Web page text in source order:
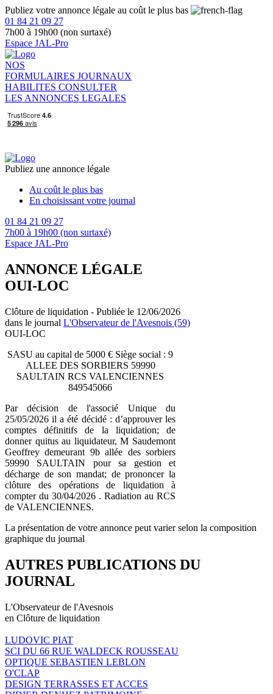
Publiez votre annonce légale au coût le plus bas
01 84 21 09 27
7h00 à 19h00 (non surtaxé)
Espace JAL-Pro
NOS
FORMULAIRES JOURNAUX
HABILITES CONSULTER
LES ANNONCES LEGALES
Publiez une annonce légale
Au coût le plus bas
En choisissant votre journal
01 84 21 09 27
7h00 à 19h00 (non surtaxé)
Espace JAL-Pro
ANNONCE LÉGALE
OUI-LOC
Clôture de liquidation - Publiée le 12/06/2026
dans le journal L'Observateur de l'Avesnois (59)
OUI-LOC
SASU au capital de 5000 € Siège social : 9
ALLEE DES SORBIERS 59990
SAULTAIN RCS VALENCIENNES
849545066
Par décision de l'associé Unique du
25/05/2026 il a été décidé : d’approuver les
comptes définitifs de la liquidation; de
donner quitus au liquidateur, M Saudemont
Geoffrey demeurant 9b allée des sorbiers
59990 SAULTAIN pour sa gestion et
décharge de son mandat; de prononcer la
clôture des opérations de liquidation à
compter du 30/04/2026 . Radiation au RCS
de VALENCIENNES.
La présentation de votre annonce peut varier selon la composition
graphique du journal
AUTRES PUBLICATIONS DU
JOURNAL
L'Observateur de l'Avesnois
en Clôture de liquidation
LUDOVIC PIAT
SCI DU 66 RUE WALDECK ROUSSEAU
OPTIQUE SEBASTIEN LEBLON
O'CLAP
DESIGN TERRASSES ET ACCES